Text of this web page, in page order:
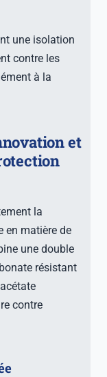
une isolation
contre les
à la
et
la
en matière de
une double
résistant
contre